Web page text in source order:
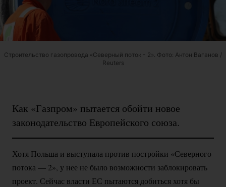
Строительство газопровода «Северный поток - 2». Фото: Антон Ваганов /
Reuters
Как «Газпром» пытается обойти новое
законодательство Европейского союза.
Хотя Польша и выступала против постройки «Северного
потока — 2», у нее не было возможности заблокировать
проект. Сейчас власти ЕС пытаются добиться хотя бы